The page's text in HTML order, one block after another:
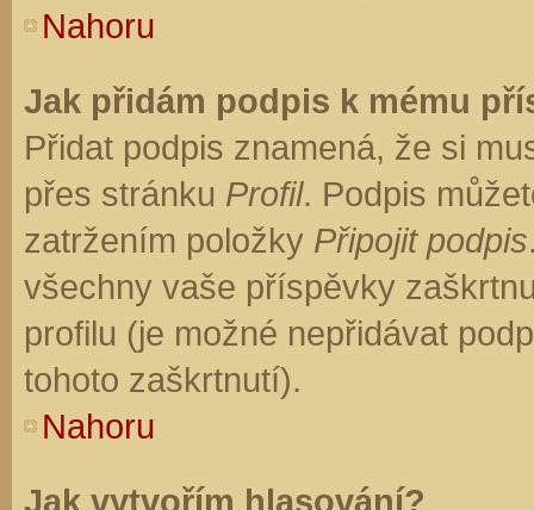
Nahoru
Jak přidám podpis k mému
Přidat podpis znamená, že si
přes stránku Profil. Podpis
zatržením položky Připojit podpis
všechny vaše příspěvky
profilu (je možné nepřidávat
tohoto zaškrtnutí).
Nahoru
Jak vytvořím hlasování?